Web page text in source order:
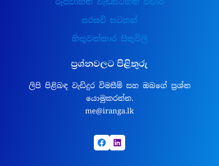
සරසවි සටහන්
හිතුවක්කාර සිතුවිලි
ප්‍රශ්නවලට පිළිතුරු
ලිපි පිළිබඳ වැඩිදුර විමසීම් සහ ඔබගේ ප්‍රශ්න
යොමුකරන්න.
me@iranga.lk
Facebook LinkedIn